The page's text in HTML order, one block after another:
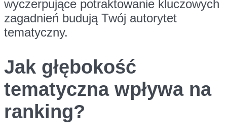
wyczerpujące potraktowanie kluczowych
zagadnień budują Twój autorytet
tematyczny.
Jak głębokość
tematyczna wpływa na
ranking?